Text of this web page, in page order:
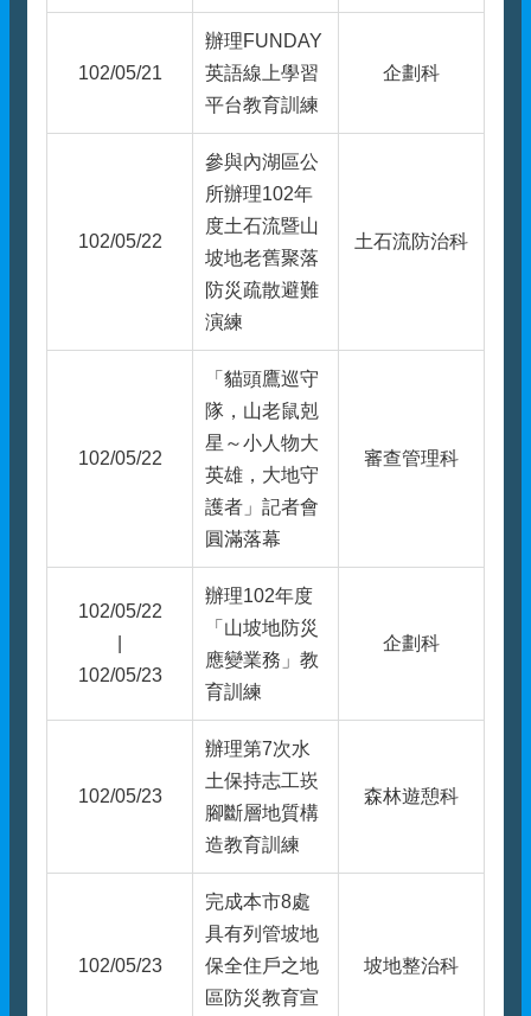
102/05/21
辦理FUNDAY
英語線上學習
平台教育訓練
企劃科
102/05/22
參與內湖區公
所辦理102年
度土石流暨山
坡地老舊聚落
防災疏散避難
演練
土石流防治科
102/05/22
「貓頭鷹巡守
隊，山老鼠剋
星～小人物大
英雄，大地守
護者」記者會
圓滿落幕
審查管理科
102/05/22
102/05/23
辦理102年度
「山坡地防災
應變業務」教
育訓練
企劃科
102/05/23
辦理第7次水
土保持志工崁
腳斷層地質構
造教育訓練
森林遊憩科
102/05/23
完成本市8處
具有列管坡地
保全住戶之地
區防災教育宣
坡地整治科